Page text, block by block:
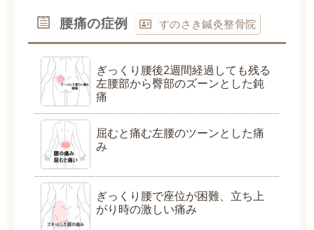
腰痛の症例 すのさき鍼灸整骨院
ぎっくり腰後2週間経過しても残る
左腰部から臀部のズーンとした鈍
痛
屈むと痛む左腰のツーンとした痛
み
ぎっくり腰で座位が困難、立ち上
がり時の激しい痛み